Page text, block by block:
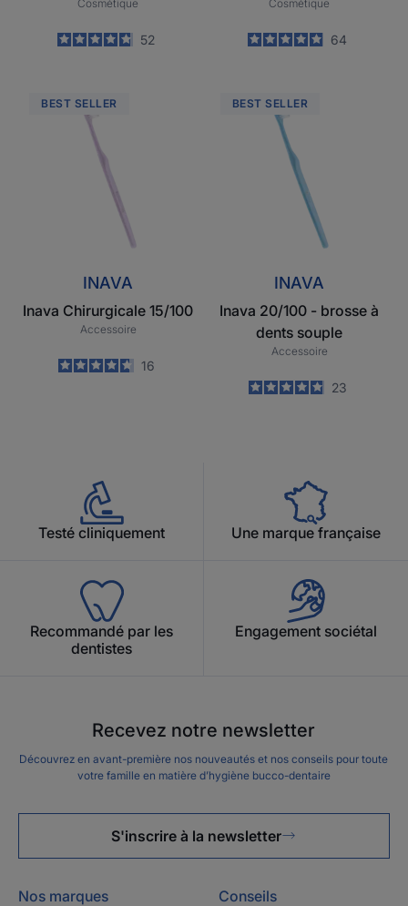
Cosmétique
4.8
/
5
52
Cosmétique
4.9
/
5
64
BEST SELLER
INAVA
Inava Chirurgicale 15/100
Accessoire
4.7
/5
16
brosse
à
dents
souple
BEST SELLER
INAVA
Inava 20/100 - brosse à
dents souple
Accessoire
4.9
/5
23
Testé cliniquement Une marque française
Recommandé par les
dentistes
Engagement sociétal
Recevez notre newsletter
Découvrez en avant-première nos nouveautés et nos conseils pour toute
votre famille en matière d’hygiène bucco-dentaire
S'inscrire à la newsletter
Nos marques Conseils